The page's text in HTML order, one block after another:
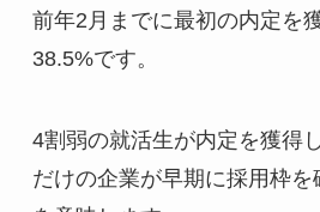
前年2月までに最初の内定を
38.5%です。
4割弱の就活生が内定を獲得
だけの企業が早期に採用枠を